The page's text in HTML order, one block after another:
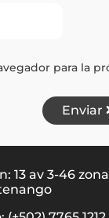
para la
Enviar
13 av 3-46